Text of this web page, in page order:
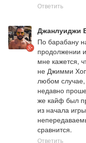
Ответить
Джанлуиджи
По барабану
продолжении
мне кажется,
не Джимми
любом
недавно
же кайф был
из начала
сравнится.
Ответить